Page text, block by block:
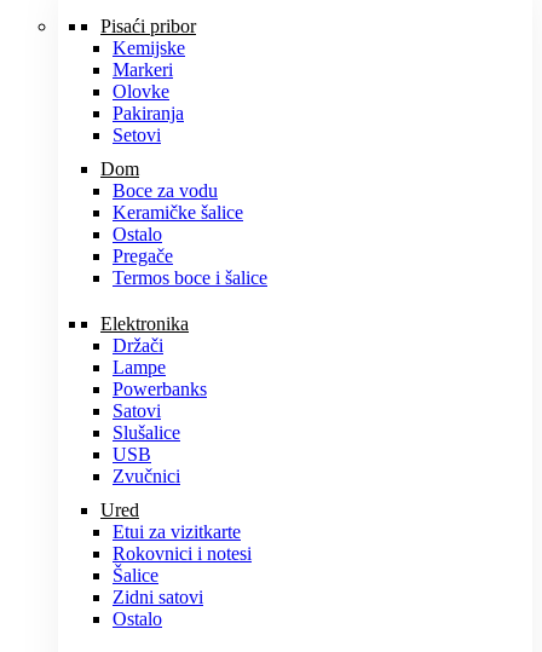
Pisaći pribor
Kemijske
Markeri
Olovke
Pakiranja
Setovi
Dom
Boce za vodu
Keramičke šalice
Ostalo
Pregače
Termos boce i šalice
Elektronika
Držači
Lampe
Powerbanks
Satovi
Slušalice
USB
Zvučnici
Ured
Etui za vizitkarte
Rokovnici i notesi
Šalice
Zidni satovi
Ostalo